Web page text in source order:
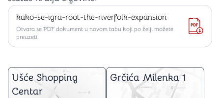
kako-se-igra-root-the-riverfolk-expansion
Otvara se PDF dokument u novom tabu koji po želji možete
preuzeti
Ušće Shopping
Centar
Grčića Milenka 1